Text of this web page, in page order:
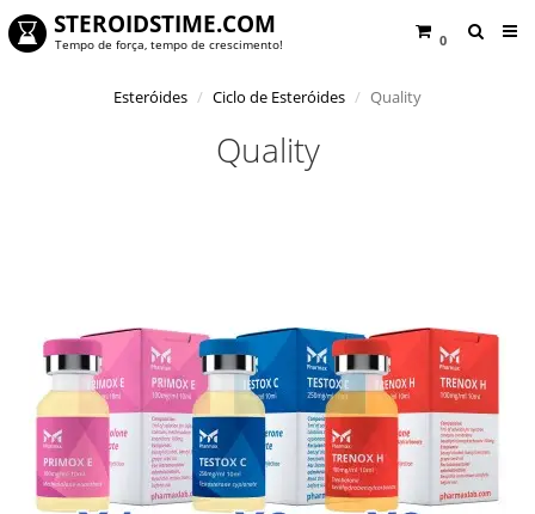
0
STEROIDSTIME.COM
Tempo de força, tempo de crescimento!
Esteróides Ciclo de Esteróides Quality
Quality